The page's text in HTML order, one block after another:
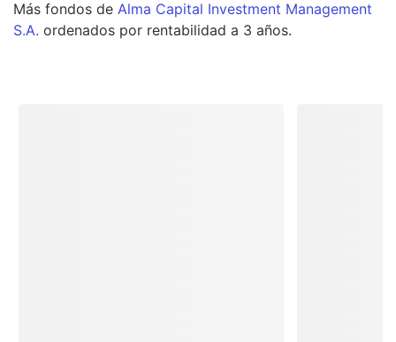
Más fondos de Alma Capital Investment Management
S.A. ordenados por rentabilidad a 3 años.